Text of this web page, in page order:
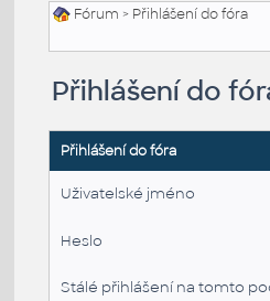
Fórum > Přihlášení do fóra
Přihlášení do
Přihlášení do fóra
Uživatelské jméno
Heslo
Stálé přihlášení na tomto